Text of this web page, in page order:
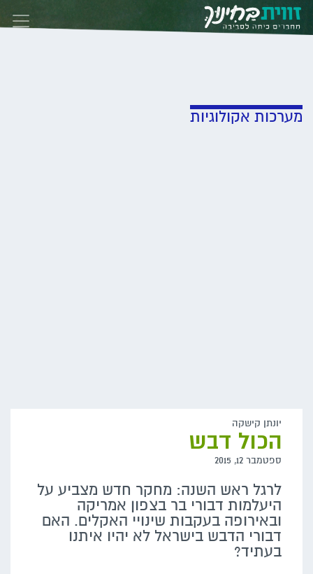
Skip to content
מערכות אקולוגיות
יונתן קישקה
הכול דבש
ספטמבר 12, 2015
לרגל ראש השנה: מחקר חדש מצביע על
היעלמות דבורי בר בצפון אמריקה
ובאירופה בעקבות שינויי האקלים. האם
דבורי הדבש בישראל לא יהיו איתנו
בעתיד?